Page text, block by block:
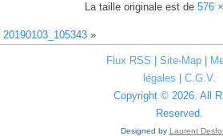
La taille originale est de 576
20190103_105343 »
Flux RSS Site-Map|
légales
C.G.V.
Copyright © 2026. All
Reserved.
Designed by Laurent